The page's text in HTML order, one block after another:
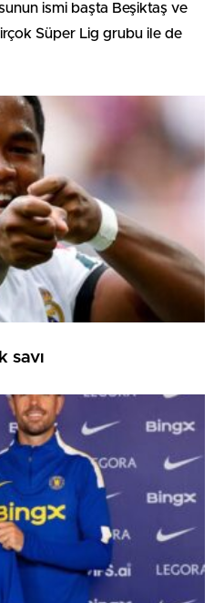
ismi başta Beşiktaş ve
Süper Lig grubu ile de
savı